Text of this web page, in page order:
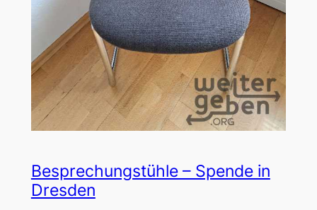
Besprechungstühle – Spende in
Dresden